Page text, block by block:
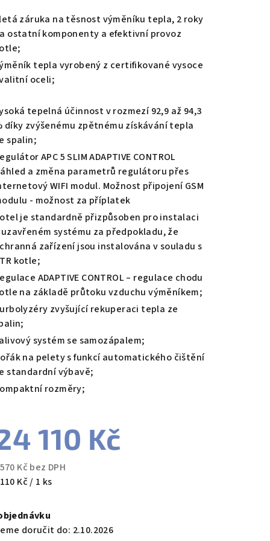
záruka na těsnost výměníku tepla, 2 roky
ostatní komponenty a efektivní provoz
tepla vyrobený z certifikované vysoce
oceli;
tepelná účinnost v rozmezí 92,9 až 94,3
díky zvýšenému zpětnému získávání tepla
spalin;
APC 5 SLIM ADAPTIVE CONTROL
a změna parametrů regulátoru přes
WIFI modul. Možnost připojení GSM
- možnost za příplatek
je standardně přizpůsoben pro instalaci
systému za předpokladu, že
zařízení jsou instalována v souladu s
kotle;
ADAPTIVE CONTROL – regulace chodu
na základě průtoku vzduchu výměníkem;
zvyšující rekuperaci tepla ze
systém se samozápalem;
na pelety s funkcí automatického čištění
standardní výbavě;
rozměry;
110 Kč
Kč bez DPH
Kč / 1 ks
doručit do: 2.10.2026